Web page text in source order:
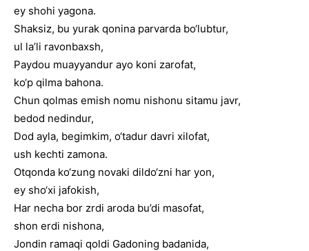
ey shohi yagona.
Shaksiz, bu yurak qonina parvarda bo‘lubtur,
ul la’li ravonbaxsh,
Paydou muayyandur ayo koni zarofat,
ko‘p qilma bahona.
Chun qolmas emish nomu nishonu sitamu javr,
bedod nedindur,
Dod ayla, begimkim, o‘tadur davri xilofat,
ush kechti zamona.
Otqonda ko‘zung novaki dildo‘zni har yon,
ey sho‘xi jafokish,
Har necha bor zrdi aroda bu’di masofat,
shon erdi nishona,
Jondin ramaqi qoldi Gadoning badanida,